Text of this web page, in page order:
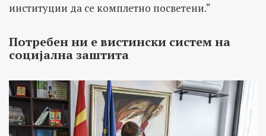
институции да се комплетно посветени.“
Потребен ни е вистински систем на
социјална заштита